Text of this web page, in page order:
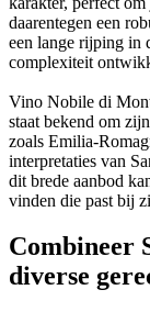
daarentegen een
een lange rijping in
complexiteit
Vino Nobile di
staat bekend om
zoals Emilia-
interpretaties van
dit brede aanbod
vinden die past bij
Combineer
diverse